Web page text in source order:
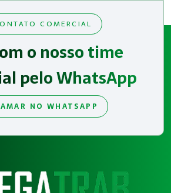
COMERCIAL
o nosso time
pelo WhatsApp
NO WHATSAPP